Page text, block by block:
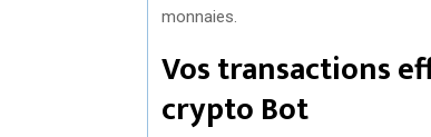
monnaies.
Vos transactions
crypto Bot